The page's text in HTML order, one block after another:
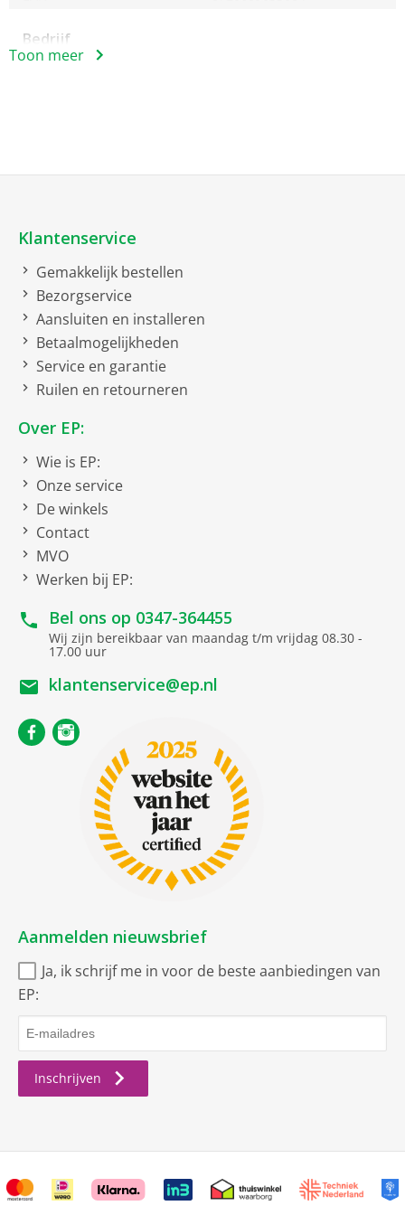
Bedrijf
Kenmerken
Pincetsysttem
Ingebouwd lampje
Soort
Epilator
Nat/droog gebruik
Stroomafname
Gebruiksduur
tot 60 minuten
Oplaadtijd
ca. 3 uur
Li-Ion accu
Toebehoren
USB-A Kabel
Lichaamsscrub borstel
Ladyshave opzetstuk
Onder de douche te
gebruiken
Toon meer
Klantenservice
Gemakkelijk bestellen
Bezorgservice
Aansluiten en installeren
Betaalmogelijkheden
Service en garantie
Ruilen en retourneren
Over EP:
Wie is EP:
Onze service
De winkels
Contact
MVO
Werken bij EP:
Bel ons op 0347-364455
Wij zijn bereikbaar van maandag t/m vrijdag 08.30 -
17.00 uur
klantenservice@ep.nl
Aanmelden nieuwsbrief
Ja, ik schrijf me in voor de beste aanbiedingen van
EP:
Inschrijven